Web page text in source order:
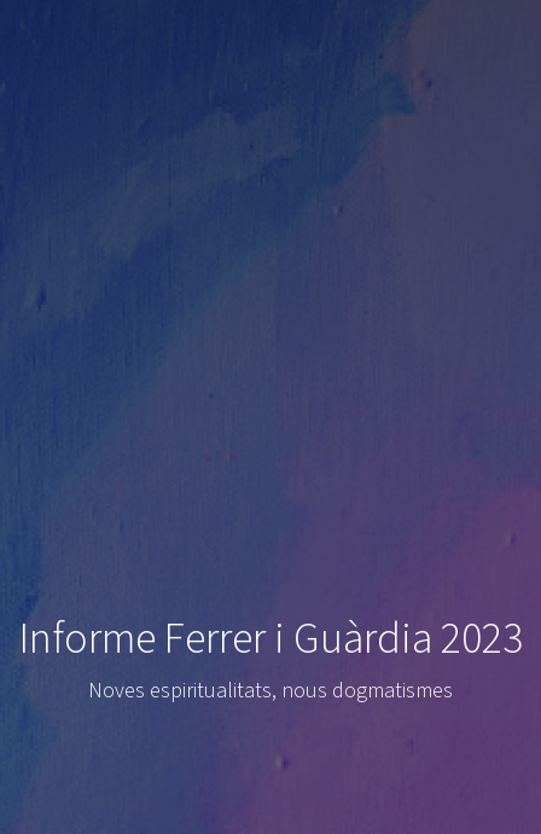
Informe Ferrer i Guàrdia 2023
Noves espiritualitats, nous dogmatismes